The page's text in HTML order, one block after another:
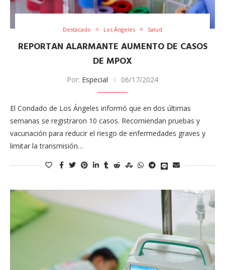
Destacado Los Ángeles Salud
REPORTAN ALARMANTE AUMENTO DE CASOS
DE MPOX
Por: Especial 06/17/2024
El Condado de Los Ángeles informó que en dos últimas
semanas se registraron 10 casos. Recomiendan pruebas y
vacunación para reducir el riesgo de enfermedades graves y
limitar la transmisión…